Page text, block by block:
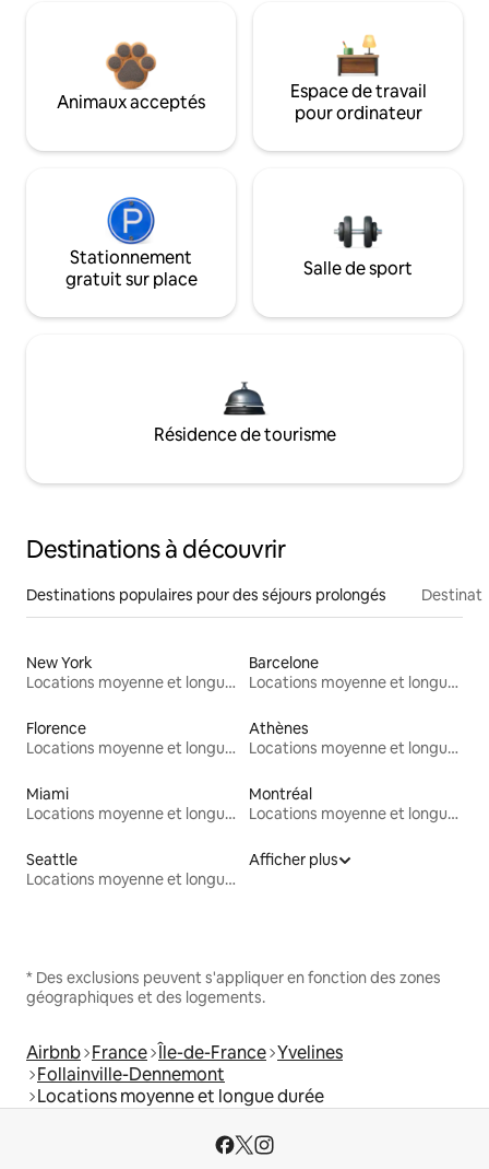
Animaux acceptés
Espace de travail
pour ordinateur
Stationnement
gratuit sur place
Salle de sport
Résidence de tourisme
Destinations à découvrir
Destinations populaires pour des séjours prolongés
New York
Locations moyenne et longue durée
Barcelone
Locations moyenne et longue durée
Florence
Locations moyenne et longue durée
Athènes
Locations moyenne et longue durée
Miami
Locations moyenne et longue durée
Montréal
Locations moyenne et longue durée
Seattle
Locations moyenne et longue durée
Afficher plus
* Des exclusions peuvent s'appliquer en fonction des zones
géographiques et des logements.
Airbnb France Île-de-France Yvelines
Follainville-Dennemont
Locations moyenne et longue durée